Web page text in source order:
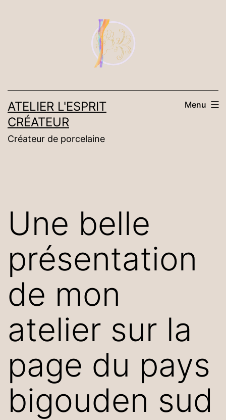
ATELIER L'ESPRIT
CRÉATEUR
Créateur de porcelaine
Menu
Une belle
présentation
de mon
atelier sur la
page du pays
bigouden sud